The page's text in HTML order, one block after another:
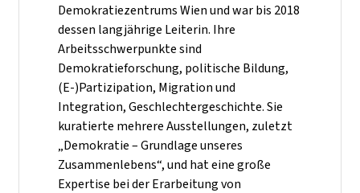
Demokratiezentrums Wien und war bis 2018
dessen langjährige Leiterin. Ihre
Arbeitsschwerpunkte sind
Demokratieforschung, politische Bildung,
(E-)Partizipation, Migration und
Integration, Geschlechtergeschichte. Sie
kuratierte mehrere Ausstellungen, zuletzt
„Demokratie – Grundlage unseres
Zusammenlebens“, und hat eine große
Expertise bei der Erarbeitung von